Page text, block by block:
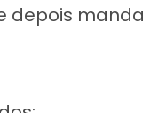
depois manda